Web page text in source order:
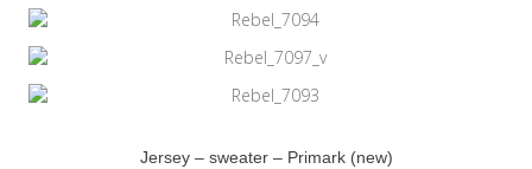
Jersey – sweater – Primark (new)